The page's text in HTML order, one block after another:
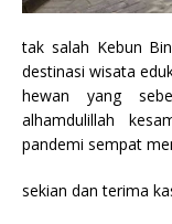
tak salah Kebun
destinasi wisata
hewan yang
alhamdulillah
pandemi sempat
sekian dan terima